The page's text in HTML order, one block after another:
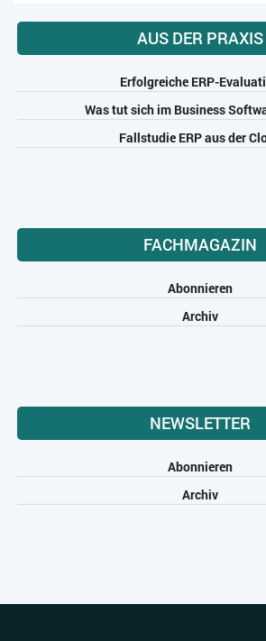
AUS DER PRAXIS
Erfolgreiche ERP-
Was tut sich im Business
Fallstudie ERP aus der
FACHMAGAZIN
Abonnieren
Archiv
NEWSLETTER
Abonnieren
Archiv